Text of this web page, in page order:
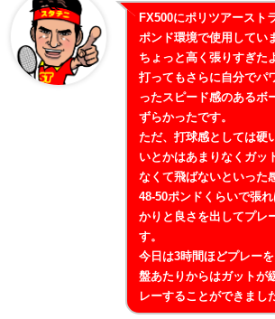
FX500にポリツアースト
ポンド環境で使用してい
ちょっと高く張りすぎた
打ってもさらに自分でパ
ったスピード感のあるボ
ずらかったです。
ただ、打球感としては硬
いとかはあまりなくガッ
なくて飛ばないといった
48-50ポンドくらいで張
かりと良さを出してプレ
す。
今日は3時間ほどプレー
盤あたりからはガットが
レーすることができまし